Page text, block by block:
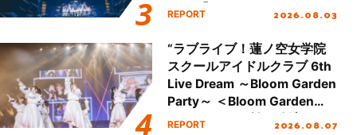
Final「NICE to meet YOU
ート!!
REPORT 2026.08.03
“ラブライブ！蓮ノ空女学院
スクールアイドルクラブ 6th
Live Dream ～Bloom Garden
Party～ ＜Bloom Garden
Party Stage／埼玉公演＞”
REPORT 2026.08.07